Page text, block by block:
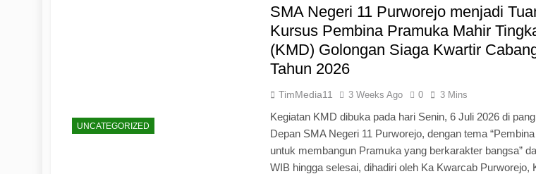
UNCATEGORIZED
SMA Negeri 11 Purworejo menjadi
Kursus Pembina Pramuka Mahir
(KMD) Golongan Siaga Kwartir
Tahun 2026
TimMedia11 3 Weeks Ago 0 3 Mins
Kegiatan KMD dibuka pada hari Senin, 6 Juli 2026 di
Depan SMA Negeri 11 Purworejo, dengan tema
untuk membangun Pramuka yang berkarakter bangsa”
WIB hingga selesai, dihadiri oleh Ka Kwarcab Purworejo,